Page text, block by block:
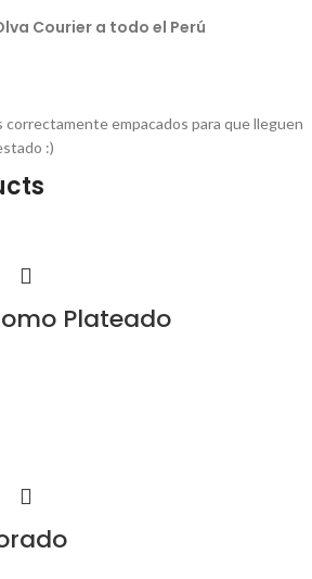
Courier a todo el Perú
correctamente empacados para que lleguen
:)
Plateado